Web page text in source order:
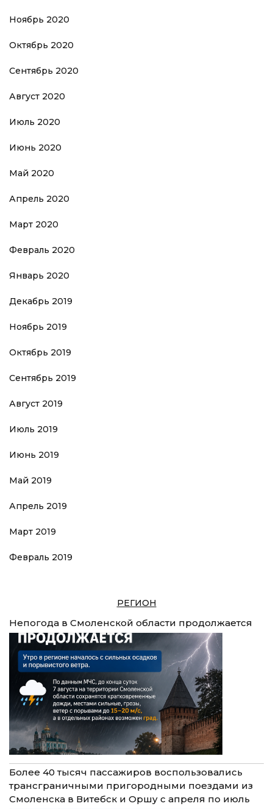
Ноябрь 2020
Октябрь 2020
Сентябрь 2020
Август 2020
Июль 2020
Июнь 2020
Май 2020
Апрель 2020
Март 2020
Февраль 2020
Январь 2020
Декабрь 2019
Ноябрь 2019
Октябрь 2019
Сентябрь 2019
Август 2019
Июль 2019
Июнь 2019
Май 2019
Апрель 2019
Март 2019
Февраль 2019
РЕГИОН
Непогода в Смоленской области продолжается
Более 40 тысяч пассажиров воспользовались
трансграничными пригородными поездами из
Смоленска в Витебск и Оршу с апреля по июль